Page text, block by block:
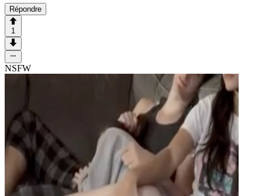
Répondre
1
NSFW